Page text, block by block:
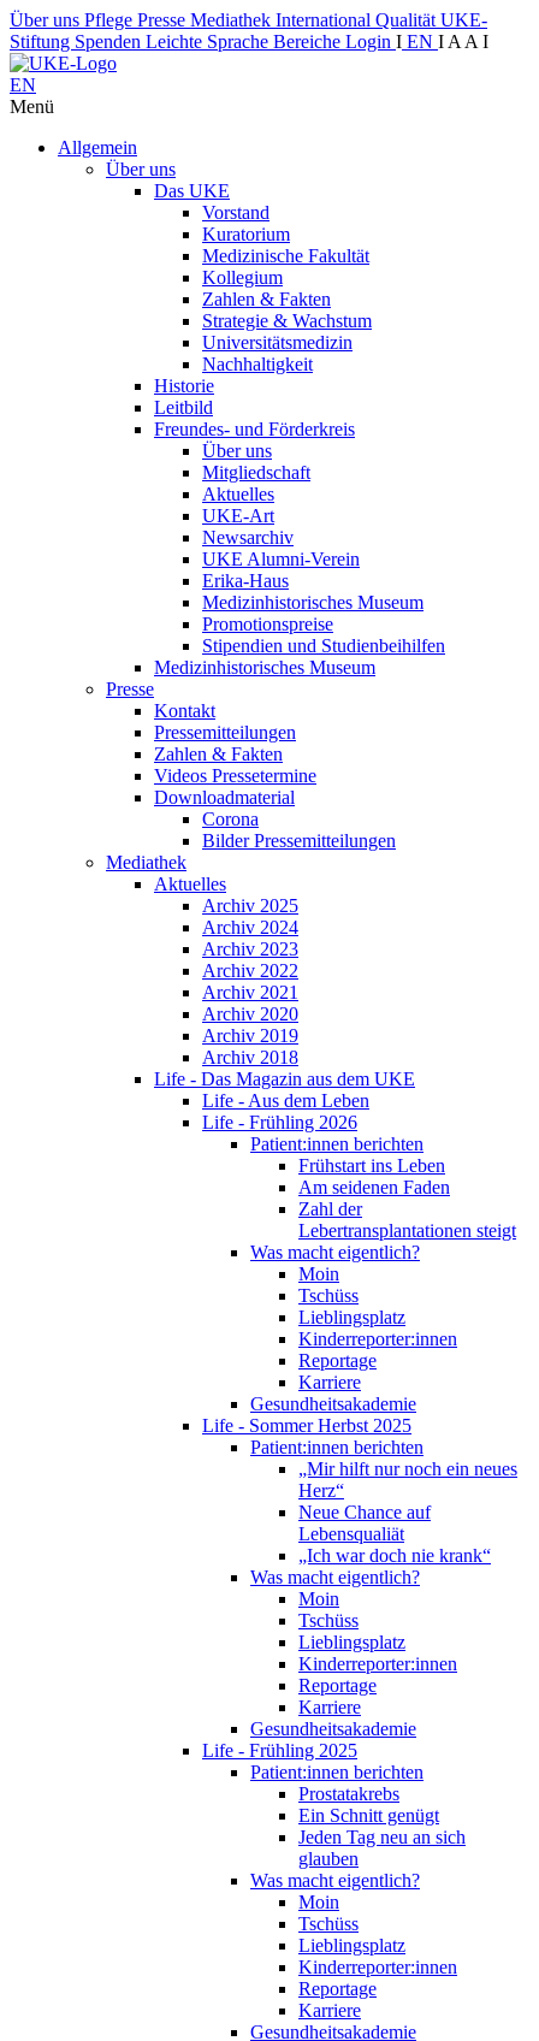
Über uns Pflege Presse Mediathek International Qualität UKE-
Stiftung Spenden Leichte Sprache Bereiche Login I EN I A A I
EN
Menü
Allgemein
Über uns
Das UKE
Vorstand
Kuratorium
Medizinische Fakultät
Kollegium
Zahlen & Fakten
Strategie & Wachstum
Universitätsmedizin
Nachhaltigkeit
Historie
Leitbild
Freundes- und Förderkreis
Über uns
Mitgliedschaft
Aktuelles
UKE-Art
Newsarchiv
UKE Alumni-Verein
Erika-Haus
Medizinhistorisches Museum
Promotionspreise
Stipendien und Studienbeihilfen
Medizinhistorisches Museum
Presse
Kontakt
Pressemitteilungen
Zahlen & Fakten
Videos Pressetermine
Downloadmaterial
Corona
Bilder Pressemitteilungen
Mediathek
Aktuelles
Archiv 2025
Archiv 2024
Archiv 2023
Archiv 2022
Archiv 2021
Archiv 2020
Archiv 2019
Archiv 2018
Life - Das Magazin aus dem UKE
Life - Aus dem Leben
Life - Frühling 2026
Patient:innen berichten
Frühstart ins Leben
Am seidenen Faden
Zahl der
Lebertransplantationen steigt
Was macht eigentlich?
Moin
Tschüss
Lieblingsplatz
Kinderreporter:innen
Reportage
Karriere
Gesundheitsakademie
Life - Sommer Herbst 2025
Patient:innen berichten
„Mir hilft nur noch ein neues
Herz“
Neue Chance auf
Lebensqualiät
„Ich war doch nie krank“
Was macht eigentlich?
Moin
Tschüss
Lieblingsplatz
Kinderreporter:innen
Reportage
Karriere
Gesundheitsakademie
Life - Frühling 2025
Patient:innen berichten
Prostatakrebs
Ein Schnitt genügt
Jeden Tag neu an sich
glauben
Was macht eigentlich?
Moin
Tschüss
Lieblingsplatz
Kinderreporter:innen
Reportage
Karriere
Gesundheitsakademie